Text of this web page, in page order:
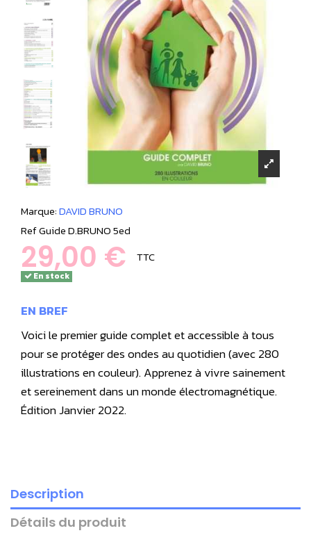
Marque:DAVID BRUNO
RefGuide D.BRUNO 5ed
29,00 € TTC
En stock
EN BREF
Voici le premier guide complet et accessible à tous
pour se protéger des ondes au quotidien (avec 280
illustrations en couleur). Apprenez à vivre sainement
et sereinement dans un monde électromagnétique.
Édition Janvier 2022.
Description
Détails du produit